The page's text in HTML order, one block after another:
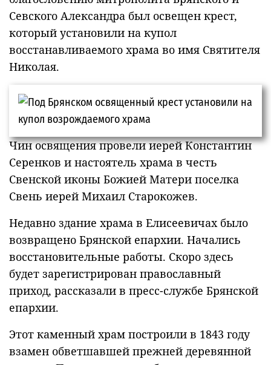
Севского Александра был освещен крест,
который установили на купол
восстанавливаемого храма во имя Святителя
Николая.
Чин освящения провели иерей Константин
Серенков и настоятель храма в честь
Свенской иконы Божией Матери поселка
Свень иерей Михаил Старокожев.
Недавно здание храма в Елисеевичах было
возвращено Брянской епархии. Начались
восстановительные работы. Скоро здесь
будет зарегистрирован православный
приход, рассказали в пресс-службе Брянской
епархии.
Этот каменный храм построили в 1843 году
взамен обветшавшей прежней деревянной